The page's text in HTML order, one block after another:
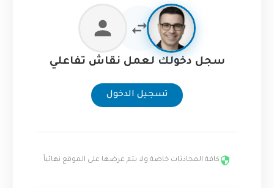
سجل دخولك لعمل نقاش تفاعلي
تسجيل الدخول
كافة المحادثات خاصة ولا يتم عرضها على الموقع نهائياً